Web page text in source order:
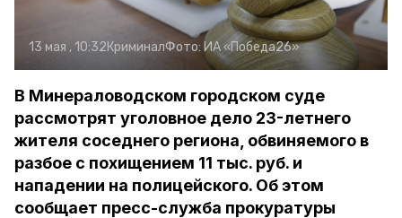
13 мая , 10:32КриминалФото: ИА «Победа26»
В Минераловодском городском суде
рассмотрят уголовное дело 23-летнего
жителя соседнего региона, обвиняемого в
разбое с похищением 11 тыс. руб. и
нападении на полицейского. Об этом
сообщает пресс-служба прокуратуры